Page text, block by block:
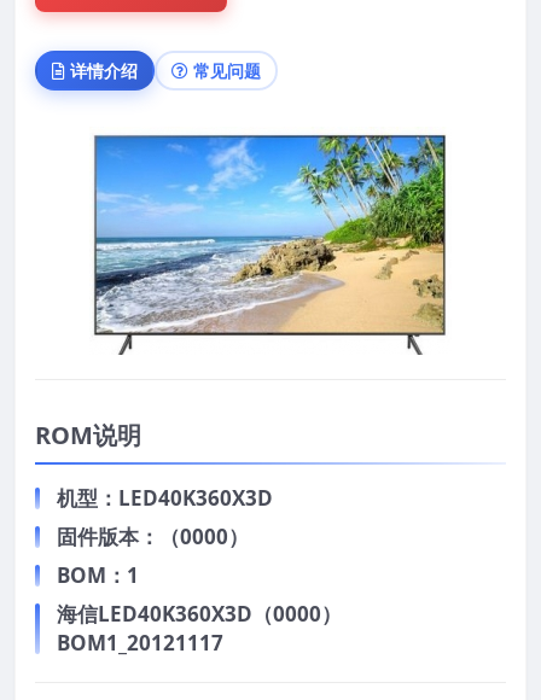
详情介绍 常见问题
ROM说明
机型：LED40K360X3D
固件版本：（0000）
BOM：1
海信LED40K360X3D（0000）
BOM1_20121117